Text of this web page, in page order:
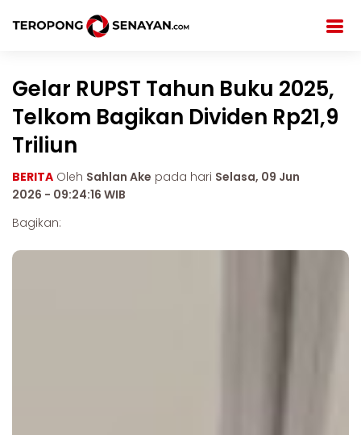
Gelar RUPST Tahun Buku 2025,
Telkom Bagikan Dividen Rp21,9
Triliun
BERITA Oleh Sahlan Ake pada hari Selasa, 09 Jun
2026 - 09:24:16 WIB
Bagikan: